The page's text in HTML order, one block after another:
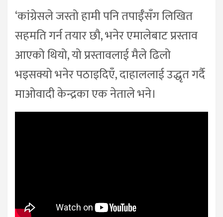
‘कांग्रेसले जस्तो हामी पनि तपाईँसँग लिखित
सहमति गर्न तयार छौ, भनेर एमालेबाट प्रस्ताव
आएको थियो, यो प्रस्तावलाई मैले ढिलो
भइसक्यो भनेर पठाइदिएँ, दाहाललाई उद्धृत गर्दै
माओवादी केन्द्रका एक नेताले भने।